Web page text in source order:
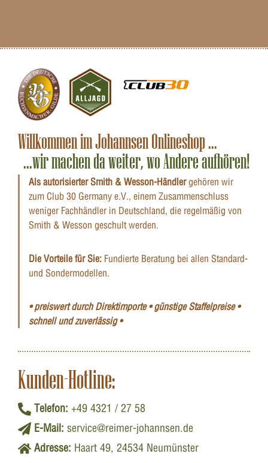
Willkommen im Johannsen Onlineshop ...
...wir machen da weiter, wo Andere aufhören!
Als autorisierter Smith & Wesson-Händlergehören wir
zum Club 30 Germany e.V., einem Zusammenschluss
weniger Fachhändler in Deutschland, die regelmäßig von
Smith & Wesson geschult werden.
Die Vorteile für Sie: Fundierte Beratung bei allen Standard-
und Sondermodellen.
• preiswert durch Direktimporte • günstige Staffelpreise •
schnell und zuverlässig •
Kunden-Hotline:
Telefon: +49 4321 / 27 58
E-Mail: service@reimer-johannsen.de
Adresse: Haart 49, 24534 Neumünster